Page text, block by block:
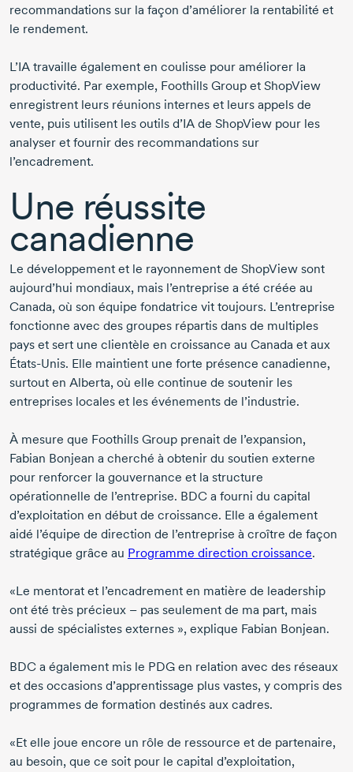
recommandations sur la façon d’améliorer la rentabilité et
le rendement.
L’IA travaille également en coulisse pour améliorer la
productivité. Par exemple, Foothills Group et ShopView
enregistrent leurs réunions internes et leurs appels de
vente, puis utilisent les outils d’IA de ShopView pour les
analyser et fournir des recommandations sur
l’encadrement.
Une réussite
canadienne
Le développement et le rayonnement de ShopView sont
aujourd’hui mondiaux, mais l’entreprise a été créée au
Canada, où son équipe fondatrice vit toujours. L’entreprise
fonctionne avec des groupes répartis dans de multiples
pays et sert une clientèle en croissance au Canada et aux
États-Unis. Elle maintient une forte présence canadienne,
surtout en Alberta, où elle continue de soutenir les
entreprises locales et les événements de l’industrie.
À mesure que Foothills Group prenait de l’expansion,
Fabian Bonjean a cherché à obtenir du soutien externe
pour renforcer la gouvernance et la structure
opérationnelle de l’entreprise. BDC a fourni du capital
d’exploitation en début de croissance. Elle a également
aidé l’équipe de direction de l’entreprise à croître de façon
stratégique grâce au Programme direction croissance.
«Le mentorat et l’encadrement en matière de leadership
ont été très précieux – pas seulement de ma part, mais
aussi de spécialistes externes », explique Fabian Bonjean.
BDC a également mis le PDG en relation avec des réseaux
et des occasions d’apprentissage plus vastes, y compris des
programmes de formation destinés aux cadres.
«Et elle joue encore un rôle de ressource et de partenaire,
au besoin, que ce soit pour le capital d’exploitation,